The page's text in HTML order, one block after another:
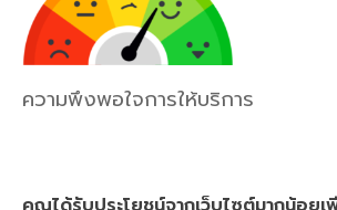
ความพึงพอใจการให้บริการ